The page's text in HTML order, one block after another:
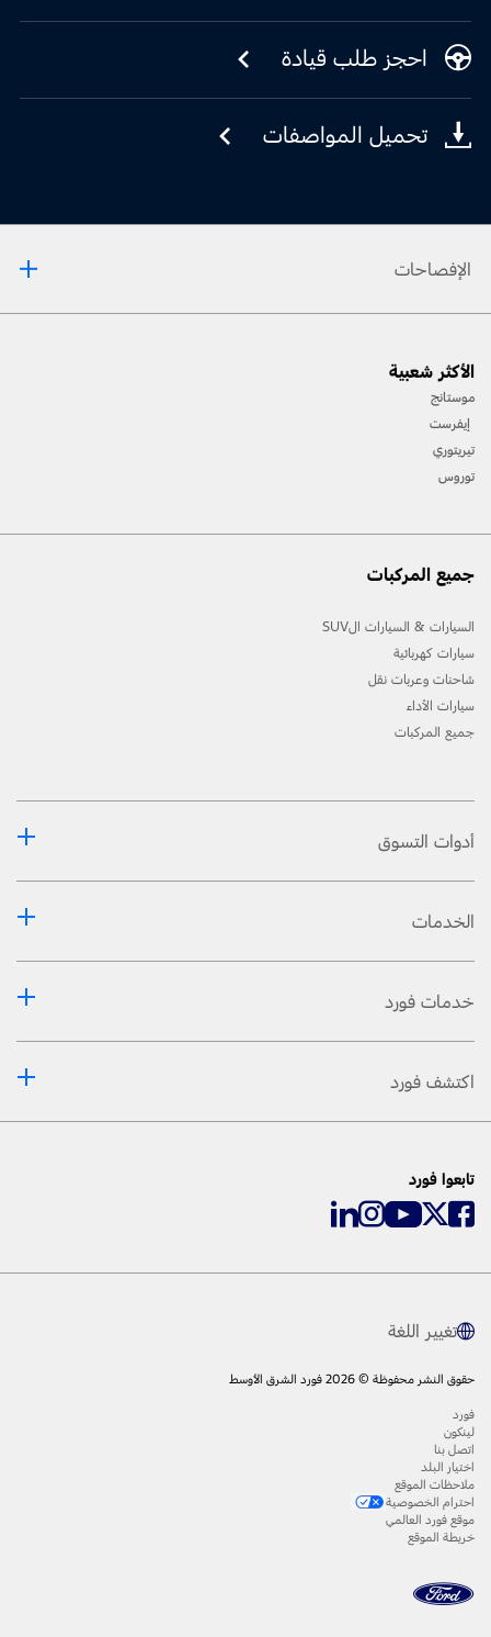
احجز طلب قيادة
تحميل المواصفات
الإفصاحات
المسارات، واستخدام معدات السلامة المناسبة.
[2] لن تتوفّر جميع ميّزات المركبة في جميع الأسواق. اتصل بموزّع فورد المحلي للحصول على أحدث
الأكثر شعبية
موستانج
إيفرست
تيريتوري
توروس
جميع المركبات
السيارات & السيارات الSUV
سيارات كهربائية
شاحنات وعربات نقل
سيارات الأداء
جميع المركبات
أدوات التسوق
الخدمات
خدمات فورد
اكتشف فورد
تابعوا فورد
تغيير اللغة
حقوق النشر محفوظة © 2026 فورد الشرق الأوسط
فورد
لينكون
اتصل بنا
اختيار البلد
ملاحظات الموقع
احترام الخصوصية
موقع فورد العالمي
خريطة الموقع